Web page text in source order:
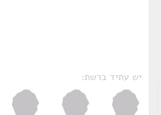
יש עתיד ברשת: